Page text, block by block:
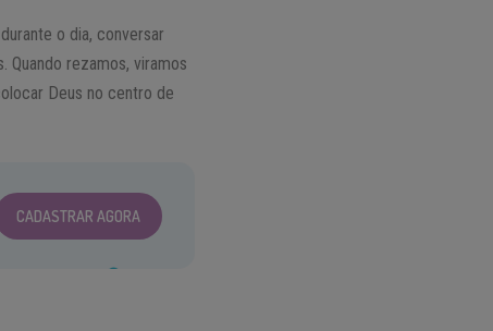
o dia, conversar
Quando rezamos, viramos
Deus no centro de
CADASTRAR AGORA